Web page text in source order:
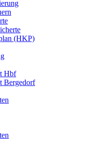
(HKP)
Hbf
Bergedorf